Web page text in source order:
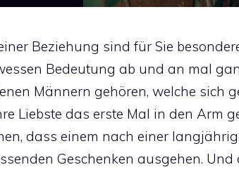
Beziehung sind für Sie
Bedeutung ab und an mal
Männern gehören, welche sich
Liebste das erste Mal in den Arm
dass einem nach einer
Geschenken ausgehen.